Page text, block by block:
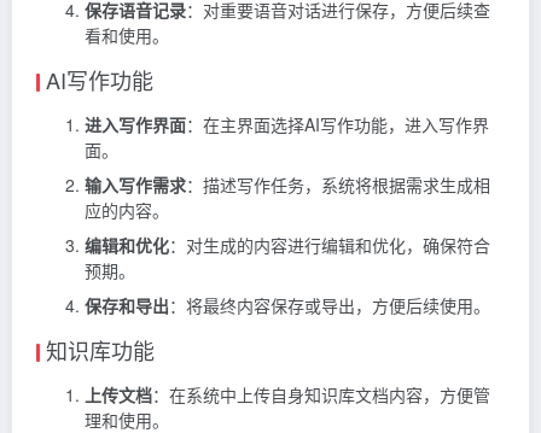
保存语音记录：对重要语音对话进行保存，方便后续查
看和使用。
AI写作功能
进入写作界面：在主界面选择AI写作功能，进入写作界
面。
输入写作需求：描述写作任务，系统将根据需求生成相
应的内容。
编辑和优化：对生成的内容进行编辑和优化，确保符合
预期。
保存和导出：将最终内容保存或导出，方便后续使用。
知识库功能
上传文档：在系统中上传自身知识库文档内容，方便管
理和使用。